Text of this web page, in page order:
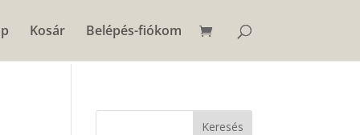
Kosár Belépés-fiókom
Keresés